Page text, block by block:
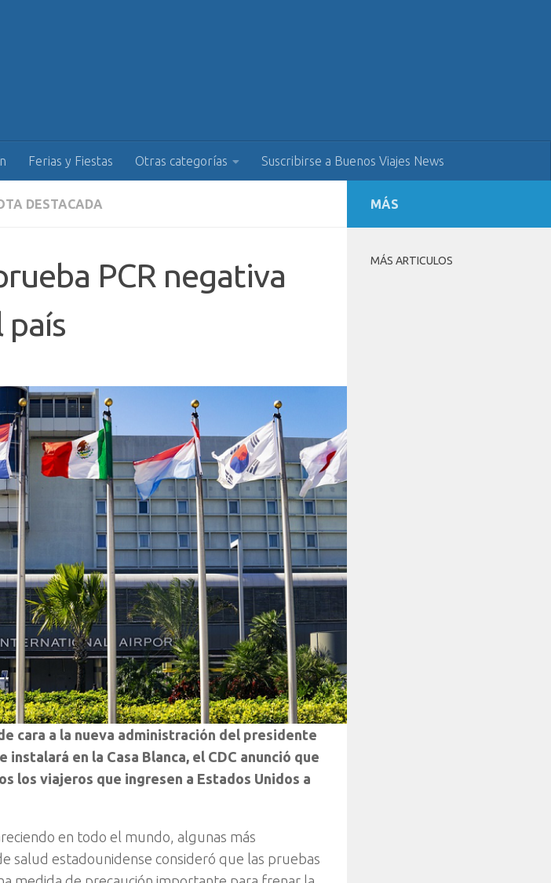
Ferias y Fiestas Otras categorías Suscribirse a Buenos Viajes News
DESTACADA
PCR negativa
país
cara a la nueva administración del presidente
en la Casa Blanca, el CDC anunció que
los viajeros que ingresen a Estados Unidos a
en todo el mundo, algunas más
salud estadounidense consideró que las pruebas
MÁS
MÁS ARTICULOS